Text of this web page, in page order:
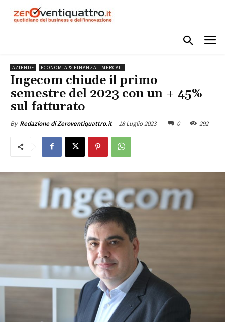
AZIENDE ECONOMIA & FINANZA - MERCATI
Ingecom chiude il primo
semestre del 2023 con un + 45%
sul fatturato
By Redazione di Zeroventiquattro.it 18 Luglio 2023 0 292